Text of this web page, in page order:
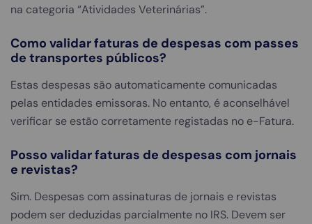
na categoria “Atividades Veterinárias”.
Como validar faturas de despesas com passes
de transportes públicos?
Estas despesas são automaticamente comunicadas
pelas entidades emissoras. No entanto, é aconselhável
verificar se estão corretamente registadas no e-Fatura.
Posso validar faturas de despesas com jornais
e revistas?
Sim. Despesas com assinaturas de jornais e revistas
podem ser deduzidas parcialmente no IRS. Devem ser